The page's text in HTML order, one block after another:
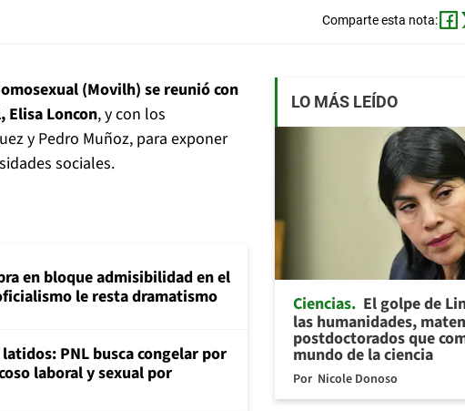
Comparte esta nota:
(Movilh) se reunió con
Elisa Loncon, y con los
y Pedro Muñoz, para exponer
sociales.
en bloque admisibilidad en el
le resta dramatismo
latidos: PNL busca congelar por
laboral y sexual por
LO MÁS LEÍDO
Ciencias El golpe de
las humanidades,
postdoctorados que
mundo de la ciencia
Por Nicole Donoso